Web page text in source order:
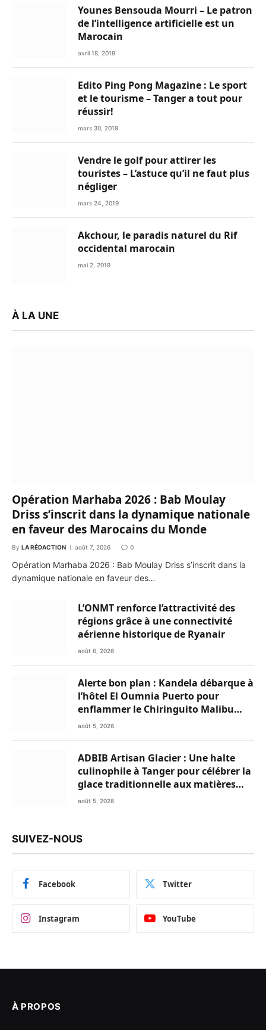
Younes Bensouda Mourri – Le patron
de l’intelligence artificielle est un
Marocain
avril 18, 2019
Edito Ping Pong Magazine : Le sport
et le tourisme – Tanger a tout pour
réussir!
mars 30, 2019
Vendre le golf pour attirer les
touristes – L’astuce qu’il ne faut plus
négliger
mars 24, 2019
Akchour, le paradis naturel du Rif
occidental marocain
mai 2, 2019
À LA UNE
Opération Marhaba 2026 : Bab Moulay
Driss s’inscrit dans la dynamique nationale
en faveur des Marocains du Monde
By LA RÉDACTION août 7, 2026 0
Opération Marhaba 2026 : Bab Moulay Driss s’inscrit dans la
dynamique nationale en faveur des…
L’ONMT renforce l’attractivité des
régions grâce à une connectivité
aérienne historique de Ryanair
août 6, 2026
Alerte bon plan : Kandela débarque à
l’hôtel El Oumnia Puerto pour
enflammer le Chiringuito Malibu
Club
août 5, 2026
ADBIB Artisan Glacier : Une halte
culinophile à Tanger pour célébrer la
glace traditionnelle aux matières
premières de choix
août 5, 2026
SUIVEZ-NOUS
Facebook Twitter
Instagram YouTube
À PROPOS